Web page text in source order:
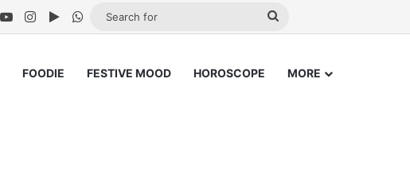
YouTubeInstagram
Google Play
WhatsApp
FOODIE FESTIVE MOOD HOROSCOPE MORE